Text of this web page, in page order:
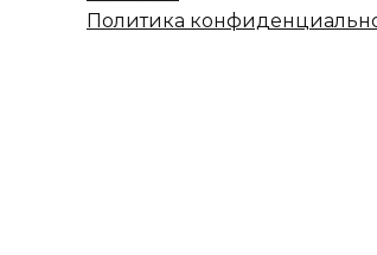
Политика